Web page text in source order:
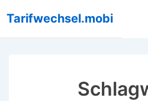
Zum
Tarifwechsel.mobi